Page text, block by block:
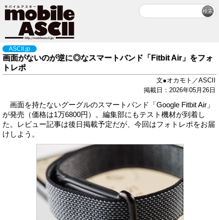
ASCII.jp
画面がないのが逆に◎なスマートバンド「Fitbit Air」をフォ
トレポ
文●オカモト／ASCII
掲載日：2026年05月26日
画面を持たないグーグルのスマートバンド「Google Fitbit Air」
が発売（価格は1万6800円）。編集部にもテスト機材が到着し
た。レビュー記事は後日掲載予定だが、今回はフォトレポをお届
けしよう。